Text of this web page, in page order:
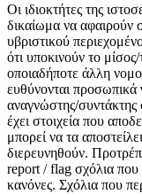
Οι ιδιοκτήτες της
δικαίωμα να αφαιρούν
υβριστικού
ότι υποκινούν το
οποιαδήποτε άλλη
ευθύνονται προσωπικά
αναγνώστης/συντάκτης
έχει στοιχεία που
μπορεί να τα
διερευνηθούν.
report / flag σχόλια που
κανόνες. Σχόλια που